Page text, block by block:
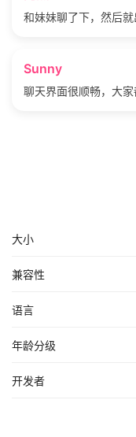
和妹妹聊了下，然后就
Sunny
聊天界面很顺畅，大家
大小
兼容性
语言
年龄分级
开发者